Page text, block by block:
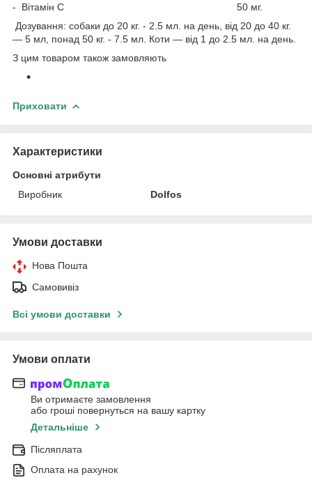
- Вітамін С 50 мг.
Дозування: собаки до 20 кг. - 2.5 мл. на день, від 20 до 40 кг.
— 5 мл, понад 50 кг. - 7.5 мл. Коти — від 1 до 2.5 мл. на день.
З цим товаром також замовляють
Приховати
Характеристики
Основні атрибути
Виробник
Dolfos
Умови доставки
Нова Пошта
Самовивіз
Всі умови доставки
Умови оплати
Ви отримаєте замовлення
або гроші повернуться на вашу картку
Детальніше
Післяплата
Оплата на рахунок